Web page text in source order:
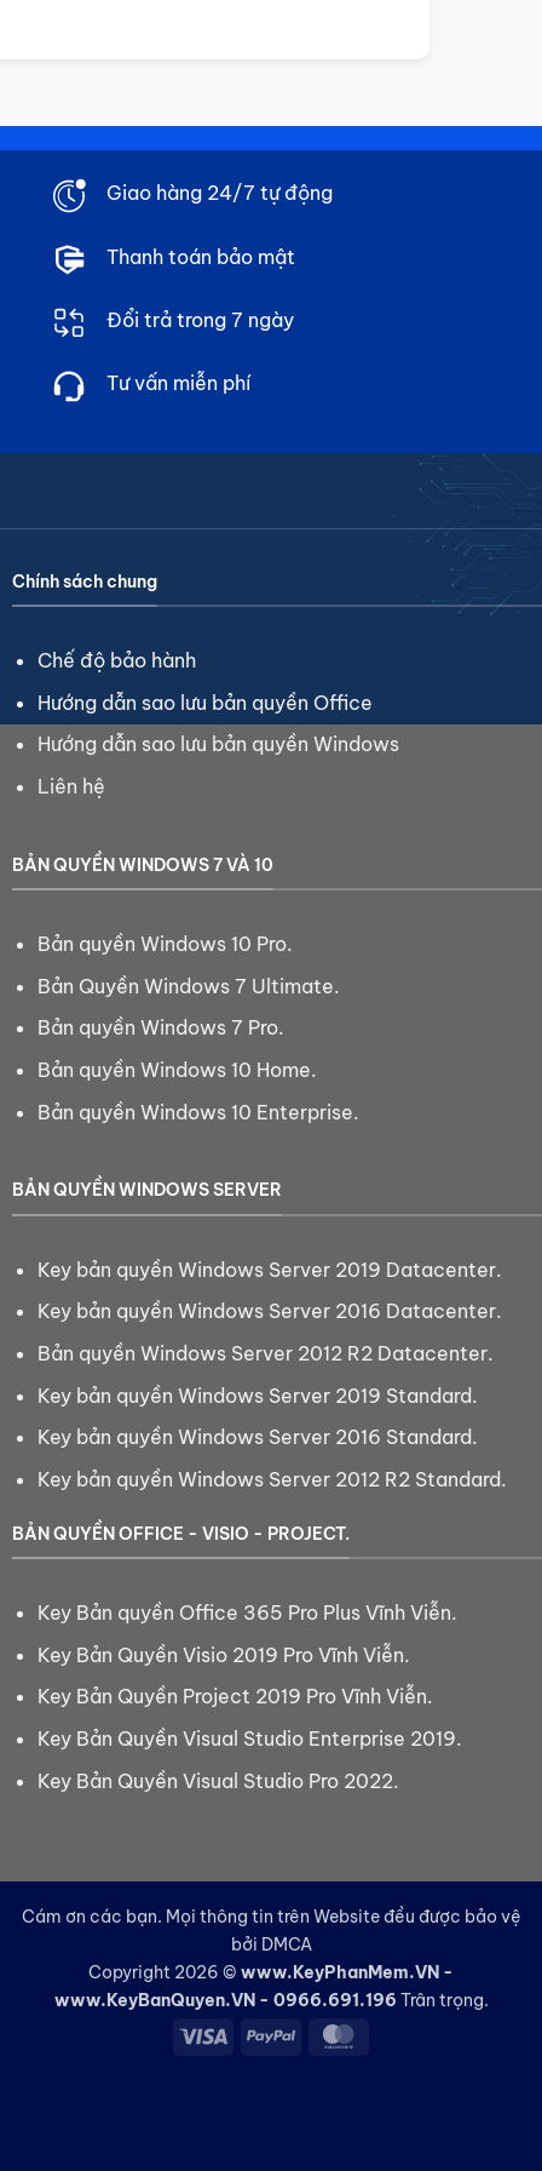
Giao hàng 24/7 tự động
Thanh toán bảo mật
Đổi trả trong 7 ngày
Tư vấn miễn phí
Chính sách chung
Chế độ bảo hành
Hướng dẫn sao lưu bản quyền Office
Hướng dẫn sao lưu bản quyền Windows
Liên hệ
BẢN QUYỀN WINDOWS 7 VÀ 10
Bản quyền Windows 10 Pro.
Bản Quyền Windows 7 Ultimate.
Bản quyền Windows 7 Pro.
Bản quyền Windows 10 Home.
Bản quyền Windows 10 Enterprise.
BẢN QUYỀN WINDOWS SERVER
Key bản quyền Windows Server 2019 Datacenter.
Key bản quyền Windows Server 2016 Datacenter.
Bản quyền Windows Server 2012 R2 Datacenter.
Key bản quyền Windows Server 2019 Standard.
Key bản quyền Windows Server 2016 Standard.
Key bản quyền Windows Server 2012 R2 Standard.
BẢN QUYỀN OFFICE - VISIO - PROJECT.
Key Bản quyền Office 365 Pro Plus Vĩnh Viễn.
Key Bản Quyền Visio 2019 Pro Vĩnh Viễn.
Key Bản Quyền Project 2019 Pro Vĩnh Viễn.
Key Bản Quyền Visual Studio Enterprise 2019.
Key Bản Quyền Visual Studio Pro 2022.
Cám ơn các bạn. Mọi thông tin trên Website đều được bảo vệ
bởi DMCA
Copyright 2026 © www.KeyPhanMem.VN -
www.KeyBanQuyen.VN - 0966.691.196 Trân trọng.
Visa
PayPal